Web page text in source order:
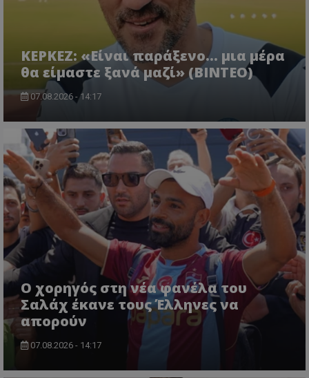
ΚΕΡΚΕΖ: «Είναι παράξενο… μια μέρα
θα είμαστε ξανά μαζί» (BINTEO)
07.08.2026 - 14:17
Ο χορηγός στη νέα φανέλα του
Σαλάχ έκανε τους Έλληνες να
απορούν
07.08.2026 - 14:17